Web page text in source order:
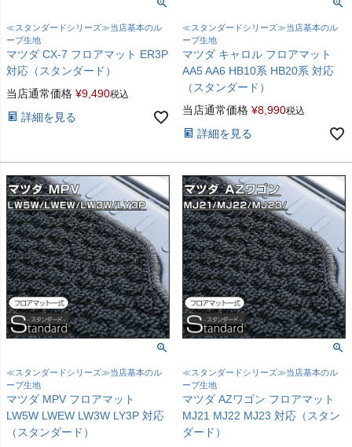
≪スタンダードシリーズ≫当店基本のル
ープ生地
マツダ CX-7 フロアマット ER3P
対応（スタンダード）
当店通常価格 ¥9,490税込
詳細を見る
≪スタンダードシリーズ≫当店基本のル
ープ生地
マツダ キャロル フロアマット
AA5 AA6 HB10系 HB20系 対応
（スタンダード）
当店通常価格 ¥8,990税込
詳細を見る
≪スタンダードシリーズ≫当店基本のル
ープ生地
マツダ MPV フロアマット
LW5W LWEW LW3W LY3P 対応
（スタンダード）
≪スタンダードシリーズ≫当店基本のル
ープ生地
マツダ AZワゴン フロアマット
MJ21 MJ22 MJ23 対応（スタン
ダード）